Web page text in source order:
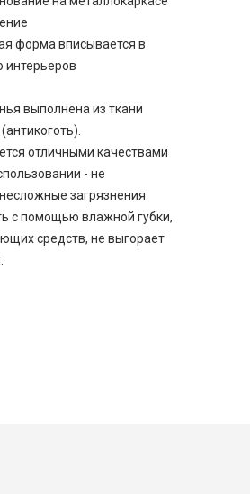
форма вписывается в
интерьеров
выполнена из ткани
отличными качествами
- не
загрязнения
с помощью влажной губки,
средств, не выгорает